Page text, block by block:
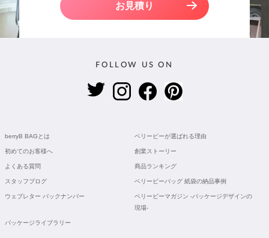
お見積り
FOLLOW US ON
berryB BAGとは ベリービーが選ばれる理由
初めてのお客様へ 創業ストーリー
よくある質問 商品ランキング
スタッフブログ ベリービーバッグ 紙袋の納品事例
ウェブレター バックナンバー
ベリービーマガジン -パッケージデザインの
現場-
パッケージライブラリー